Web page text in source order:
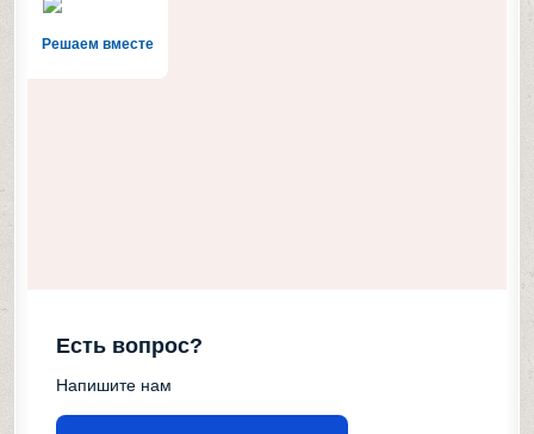
Решаем вместе
Есть вопрос?
Напишите нам